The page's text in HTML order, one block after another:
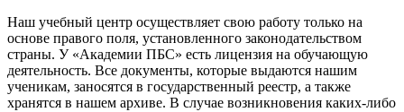
Наш учебный центр осуществляет свою работу только на
основе правого поля, установленного законодательством
страны. У «Академии ПБС» есть лицензия на обучающую
деятельность. Все документы, которые выдаются нашим
ученикам, заносятся в государственный реестр, а также
хранятся в нашем архиве. В случае возникновения каких-либо